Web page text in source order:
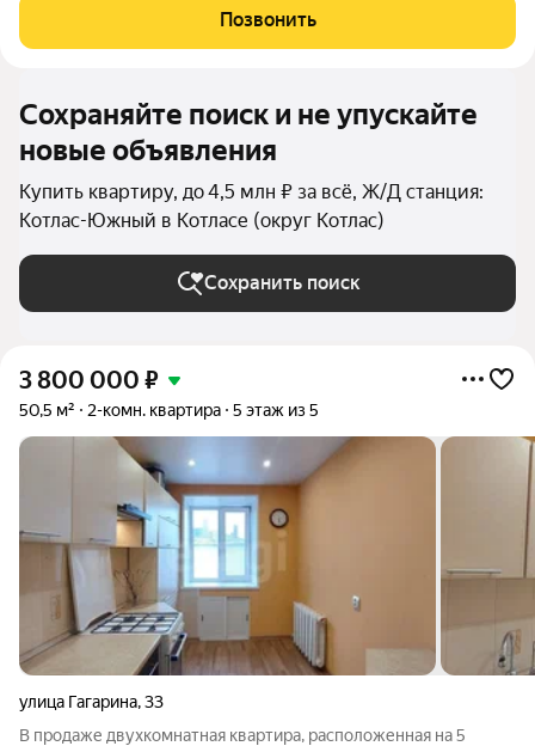
- этаж 5; - дом кирпичный, комнаты изолированные квадратной
формы, отопление
Позвонить
Сохраняйте поиск и не упускайте
новые объявления
Купить квартиру, до 4,5 млн ₽ за всё, Ж/Д станция:
Котлас-Южный в Котласе (округ Котлас)
Сохранить поиск
3 800 000 ₽
50,5 м² 2-комн. квартира 5 этаж из 5
улица Гагарина,33
В продаже двухкомнатная квартира, расположенная на 5